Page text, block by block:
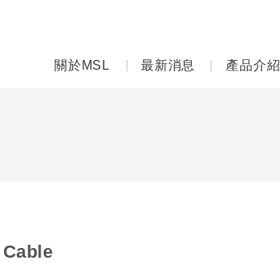
關於MSL 最新消息 產品介紹
Cable